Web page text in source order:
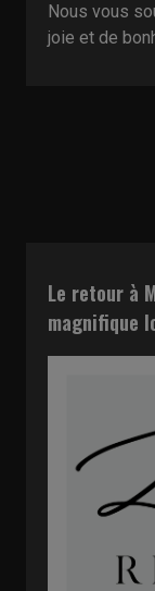
Nous vous
joie et de
Le retour à
magnifique